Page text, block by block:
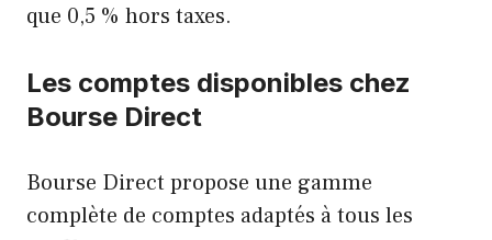
que 0,5 % hors taxes.
Les comptes disponibles chez
Bourse Direct
Bourse Direct propose une gamme
complète de comptes adaptés à tous les